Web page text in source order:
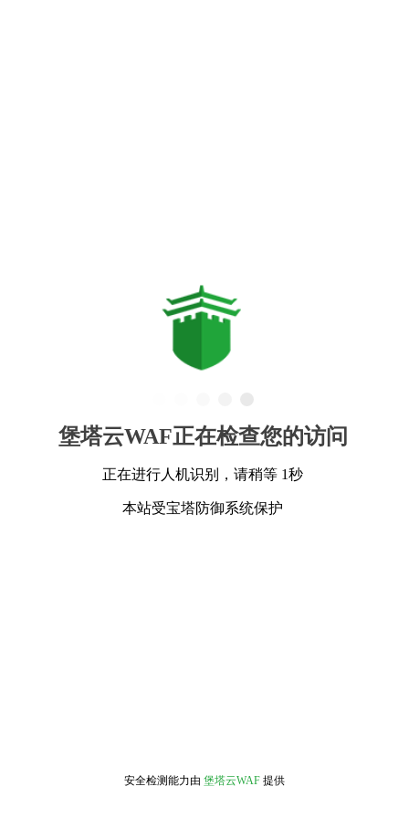
堡塔云WAF正在检查您的访问
正在进行人机识别，请稍等 1秒
本站受宝塔防御系统保护
安全检测能力由 堡塔云WAF 提供